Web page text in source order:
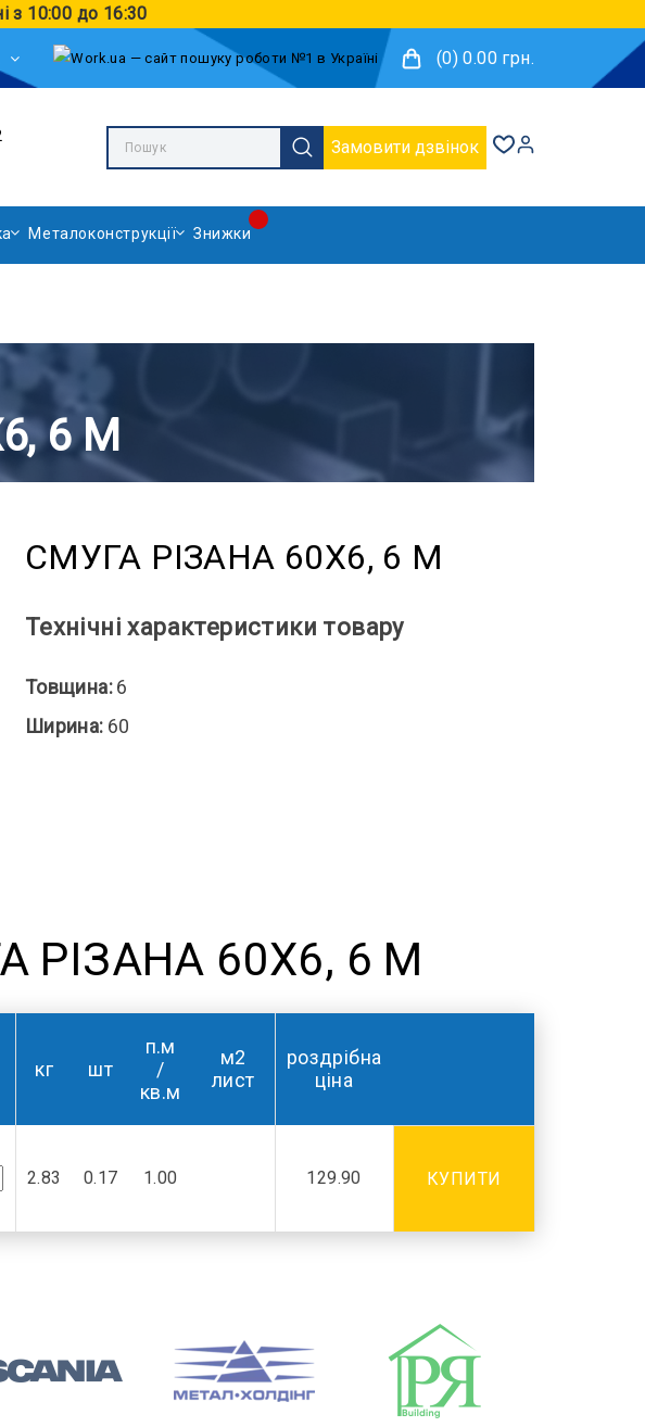
з 10:00 до 16:30
(0) 0.00 грн.
Замовити дзвінок
Металоконструкції Знижки
6 М
СМУГА РІЗАНА 60Х6, 6 М
Технічні характеристики товару
Товщина:6
Ширина: 60
РІЗАНА 60Х6, 6 М
кг шт
п.м
/
кв.м
м2
лист
роздрібна
ціна
2.83 0.17 1.00 129.90 КУПИТИ